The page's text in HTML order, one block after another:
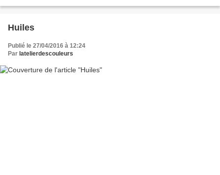
Huiles
Publié le 27/04/2016 à 12:24
Par latelierdescouleurs